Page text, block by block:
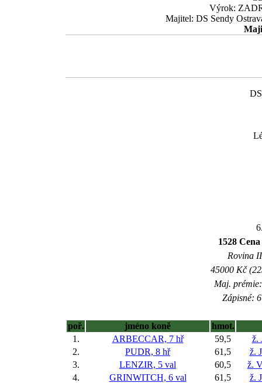
Výrok:
Majitel: DS Sendy
1528
Rovina
45000 Kč
Maj.
Zápisné:
poř. jméno koně
hmot.
1.
ARBECCAR, 7 hř 59,5
ž.
2.
PUDR, 8 hř 61,5
ž.
3.
LENZIR, 5 val 60,5
ž.
4.
GRINWITCH, 6 val 61,5
ž.